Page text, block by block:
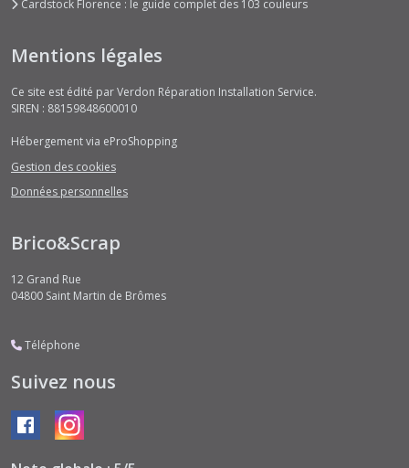
Cardstock Florence : le guide complet des 103 couleurs
Mentions légales
Ce site est édité par Verdon Réparation Installation Service.
SIREN : 88159848600010
Hébergement via eProShopping
Gestion des cookies
Données personnelles
Brico&Scrap
12 Grand Rue
04800 Saint Martin de Brômes
Téléphone
Suivez nous